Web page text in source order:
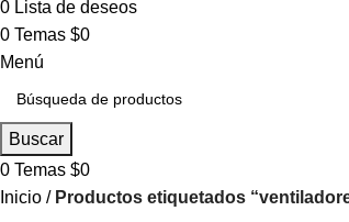
0 Lista de deseos
0 Temas $0
Menú
Buscar
0 Temas $0
Inicio
Productos etiquetados